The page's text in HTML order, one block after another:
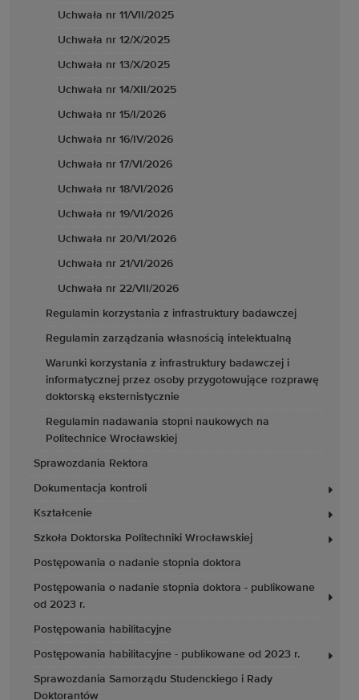
Uchwała nr 11/VII/2025
Uchwała nr 12/X/2025
Uchwała nr 13/X/2025
Uchwała nr 14/XII/2025
Uchwała nr 15/I/2026
Uchwała nr 16/IV/2026
Uchwała nr 17/VI/2026
Uchwała nr 18/VI/2026
Uchwała nr 19/VI/2026
Uchwała nr 20/VI/2026
Uchwała nr 21/VI/2026
Uchwała nr 22/VII/2026
Regulamin korzystania z infrastruktury badawczej
Regulamin zarządzania własnością intelektualną
Warunki korzystania z infrastruktury badawczej i
informatycznej przez osoby przygotowujące rozprawę
doktorską eksternistycznie
Regulamin nadawania stopni naukowych na
Politechnice Wrocławskiej
Sprawozdania Rektora
Dokumentacja kontroli
Kształcenie
Szkoła Doktorska Politechniki Wrocławskiej
Postępowania o nadanie stopnia doktora
Postępowania o nadanie stopnia doktora - publikowane
od 2023 r.
Postępowania habilitacyjne
Postępowania habilitacyjne - publikowane od 2023 r.
Sprawozdania Samorządu Studenckiego i Rady
Doktorantów